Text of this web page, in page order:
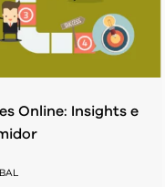
Online: Insights e